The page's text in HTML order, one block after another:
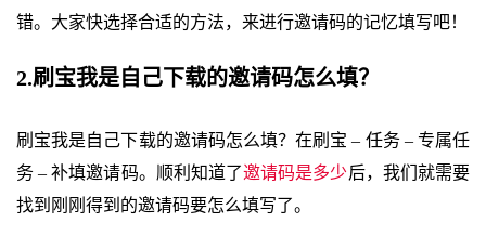
错。大家快选择合适的方法，来进行邀请码的记忆填写吧！
2.刷宝我是自己下载的邀请码怎么填？
刷宝我是自己下载的邀请码怎么填？在刷宝 – 任务 – 专属任
务 – 补填邀请码。顺利知道了邀请码是多少后，我们就需要
找到刚刚得到的邀请码要怎么填写了。